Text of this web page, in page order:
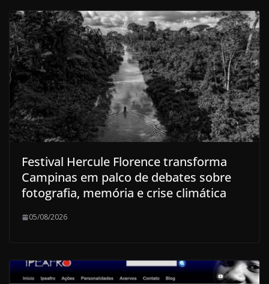
Festival Hercule Florence transforma
Campinas em palco de debates sobre
fotografia, memória e crise climática
05/08/2026